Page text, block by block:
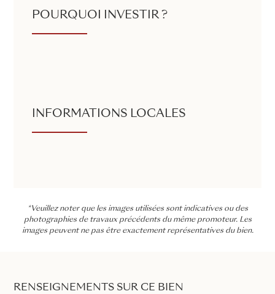
POURQUOI INVESTIR ?
INFORMATIONS LOCALES
*Veuillez noter que les images utilisées sont indicatives ou des
photographies de travaux précédents du même promoteur. Les
images peuvent ne pas être exactement représentatives du bien.
RENSEIGNEMENTS SUR CE BIEN